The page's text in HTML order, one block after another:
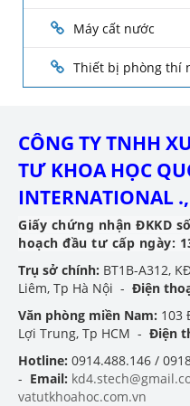
Máy cất nước
Thiết bị phòng thí
CÔNG TY TNHH
TƯ KHOA HỌC
INTERNATIONAL
Giấy chứng nhận ĐKKD
hoạch đầu tư cấp ngày:
Trụ sở chính: BT1B-A312,
Liêm, Tp Hà Nội - Điện
Văn phòng miền Nam: 103
Lợi Trung, Tp HCM - Điện
Hotline: 0914.488.146 /
- Email:
vatutkhoahoc.com.vn